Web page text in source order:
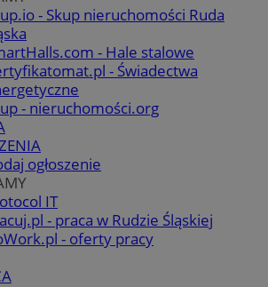
- Skup nieruchomości Ruda
- Hale stalowe
- Świadectwa
- nieruchomości.org
ogłoszenie
IT
- praca w Rudzie Śląskiej
- oferty pracy